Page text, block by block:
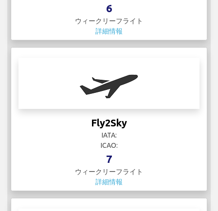
6
ウィークリーフライト
詳細情報
Fly2Sky
IATA:
ICAO:
7
ウィークリーフライト
詳細情報